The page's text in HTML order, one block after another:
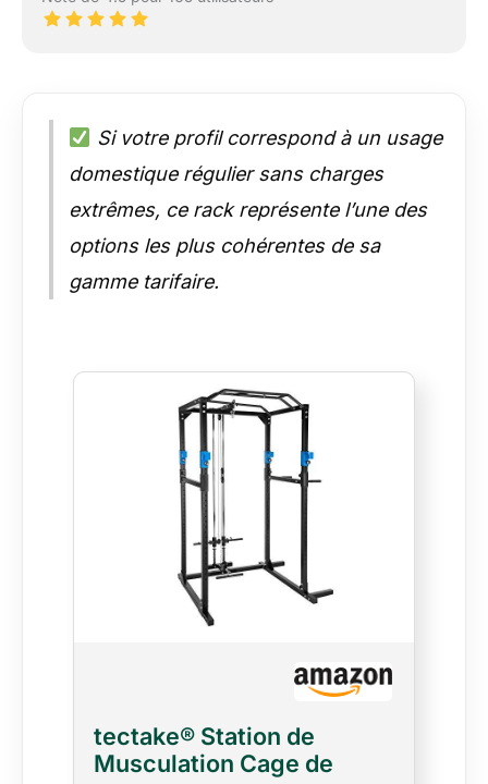
Si votre profil correspond à un usage
domestique régulier sans charges
extrêmes, ce rack représente l’une des
options les plus cohérentes de sa
gamme tarifaire.
tectake® Station de
Musculation Cage de